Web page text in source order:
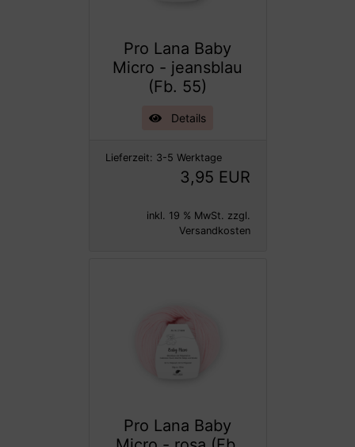
Pro Lana Baby
Micro - jeansblau
(Fb. 55)
Details
Lieferzeit: 3-5 Werktage
3,95 EUR
inkl. 19 % MwSt. zzgl.
Versandkosten
Pro Lana Baby